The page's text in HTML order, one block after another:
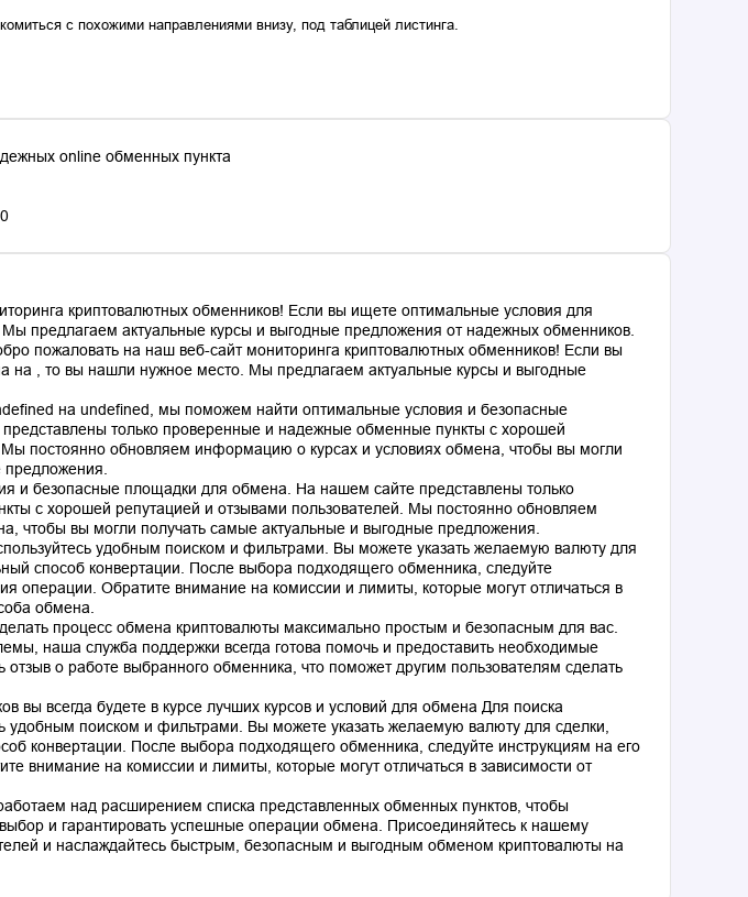
с похожими направлениями внизу, под таблицей листинга.
online обменных пункта
криптовалютных обменников! Если вы ищете оптимальные условия для
предлагаем актуальные курсы и выгодные предложения от надежных обменников.
пожаловать на наш веб-сайт мониторинга криптовалютных обменников! Если вы
на , то вы нашли нужное место. Мы предлагаем актуальные курсы и выгодные
на undefined, мы поможем найти оптимальные условия и безопасные
только проверенные и надежные обменные пункты с хорошей
Мы постоянно обновляем информацию о курсах и условиях обмена, чтобы вы могли
и безопасные площадки для обмена. На нашем сайте представлены только
с хорошей репутацией и отзывами пользователей. Мы постоянно обновляем
чтобы вы могли получать самые актуальные и выгодные предложения.
удобным поиском и фильтрами. Вы можете указать желаемую валюту для
способ конвертации. После выбора подходящего обменника, следуйте
операции. Обратите внимание на комиссии и лимиты, которые могут отличаться в
обмена.
процесс обмена криптовалюты максимально простым и безопасным для вас.
наша служба поддержки всегда готова помочь и предоставить необходимые
отзыв о работе выбранного обменника, что поможет другим пользователям сделать
вы всегда будете в курсе лучших курсов и условий для обмена Для поиска
удобным поиском и фильтрами. Вы можете указать желаемую валюту для сделки,
конвертации. После выбора подходящего обменника, следуйте инструкциям на его
внимание на комиссии и лимиты, которые могут отличаться в зависимости от
над расширением списка представленных обменных пунктов, чтобы
и гарантировать успешные операции обмена. Присоединяйтесь к нашему
и наслаждайтесь быстрым, безопасным и выгодным обменом криптовалюты на